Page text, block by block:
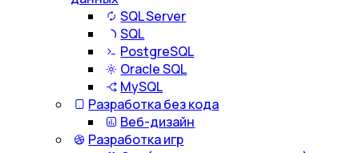
SQL Server
SQL
PostgreSQL
Oracle SQL
MySQL
Разработка без кода
Веб-дизайн
Разработка игр